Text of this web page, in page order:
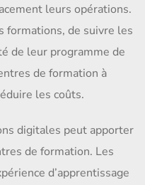
leurs opérations.
formations, de suivre les
de leur programme de
de formation à
les coûts.
digitales peut apporter
de formation. Les
d’apprentissage